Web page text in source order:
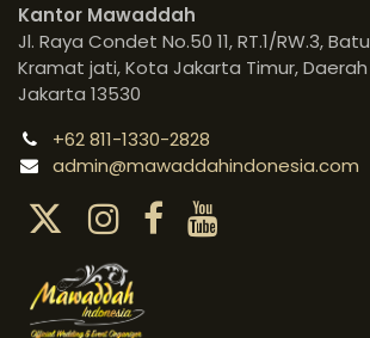
Kantor Mawaddah
Jl. Raya Condet No.50 11, RT.1/RW.3,
Kramat jati, Kota Jakarta Timur,
Jakarta 13530
+62 811-1330-2828
admin@mawaddahindonesia.com